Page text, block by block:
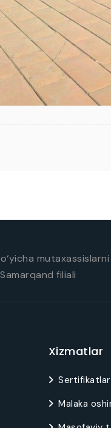
filiali
Xizmatlar
Sertifikatlar
Malaka